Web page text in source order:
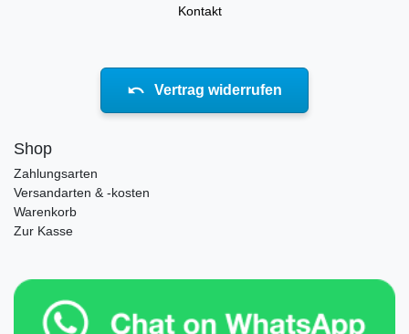
Kontakt
Vertrag widerrufen
Shop
Zahlungsarten
Versandarten & -kosten
Warenkorb
Zur Kasse